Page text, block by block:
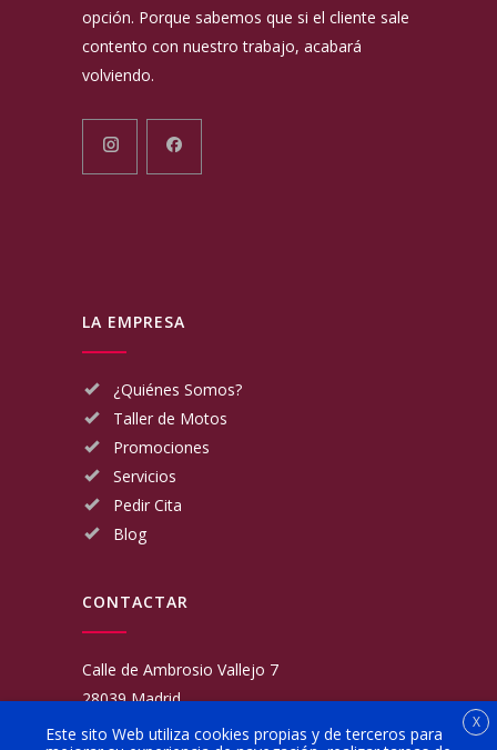
opción. Porque sabemos que si el cliente sale
contento con nuestro trabajo, acabará
volviendo.
LA EMPRESA
¿Quiénes Somos?
Taller de Motos
Promociones
Servicios
Pedir Cita
Blog
CONTACTAR
Calle de Ambrosio Vallejo 7
28039 Madrid
Fijo:
913 117 462
X
Este sito Web utiliza cookies propias y de terceros para